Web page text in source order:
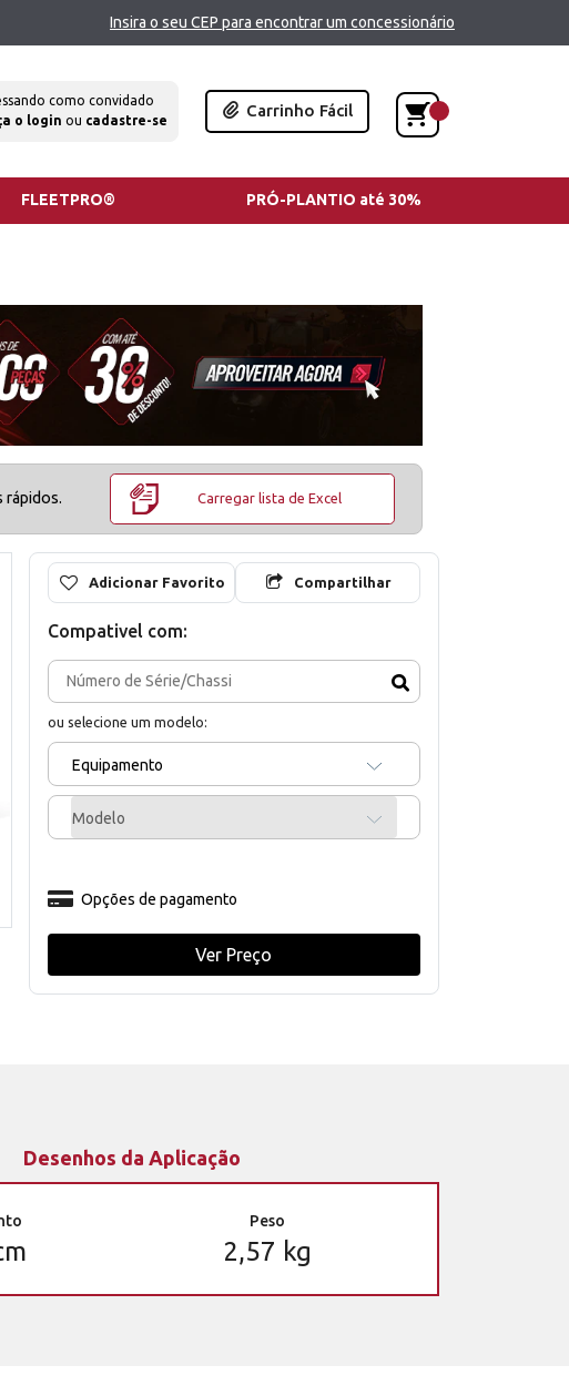
Insira o seu CEP para encontrar um concessionário
como convidado
o login ou cadastre-se
Carrinho Fácil
FLEETPRO® PRÓ-PLANTIO até 30%
rápidos. Carregar lista de Excel
Adicionar Favorito Compartilhar
Compativel com:
ou selecione um modelo:
Equipamento
Modelo
Opções de pagamento
Ver Preço
Desenhos da Aplicação
Peso
2,57 kg